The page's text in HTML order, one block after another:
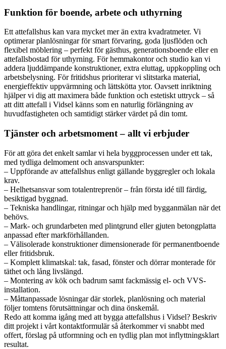
Funktion för boende, arbete och uthyrning
Ett attefallshus kan vara mycket mer än extra kvadratmeter. Vi
optimerar planlösningar för smart förvaring, goda ljusflöden och
flexibel möblering – perfekt för gästhus, generationsboende eller en
attefallsbostad för uthyrning. För hemmakontor och studio kan vi
addera ljuddämpande konstruktioner, extra eluttag, uppkoppling och
arbetsbelysning. För fritidshus prioriterar vi slitstarka material,
energieffektiv uppvärmning och lättskötta ytor. Oavsett inriktning
hjälper vi dig att maximera både funktion och estetiskt uttryck – så
att ditt attefall i Vidsel känns som en naturlig förlängning av
huvudfastigheten och samtidigt stärker värdet på din tomt.
Tjänster och arbetsmoment – allt vi erbjuder
För att göra det enkelt samlar vi hela byggprocessen under ett tak,
med tydliga delmoment och ansvarspunkter:
– Uppförande av attefallshus enligt gällande byggregler och lokala
krav.
– Helhetsansvar som totalentreprenör – från första idé till färdig,
besiktigad byggnad.
– Tekniska handlingar, ritningar och hjälp med bygganmälan när det
behövs.
– Mark- och grundarbeten med plintgrund eller gjuten betongplatta
anpassad efter markförhållanden.
– Välisolerade konstruktioner dimensionerade för permanentboende
eller fritidsbruk.
– Komplett klimatskal: tak, fasad, fönster och dörrar monterade för
täthet och lång livslängd.
– Montering av kök och badrum samt fackmässig el- och VVS-
installation.
– Måttanpassade lösningar där storlek, planlösning och material
följer tomtens förutsättningar och dina önskemål.
Redo att komma igång med att bygga attefallshus i Vidsel? Beskriv
ditt projekt i vårt kontaktformulär så återkommer vi snabbt med
offert, förslag på utformning och en tydlig plan mot inflyttningsklart
resultat.